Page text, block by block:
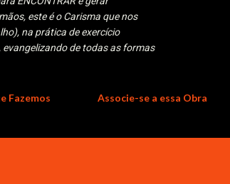
este é o Carisma que nos
na prática de exercício
de todas as formas
Fazemos Associe-se a essa Obra